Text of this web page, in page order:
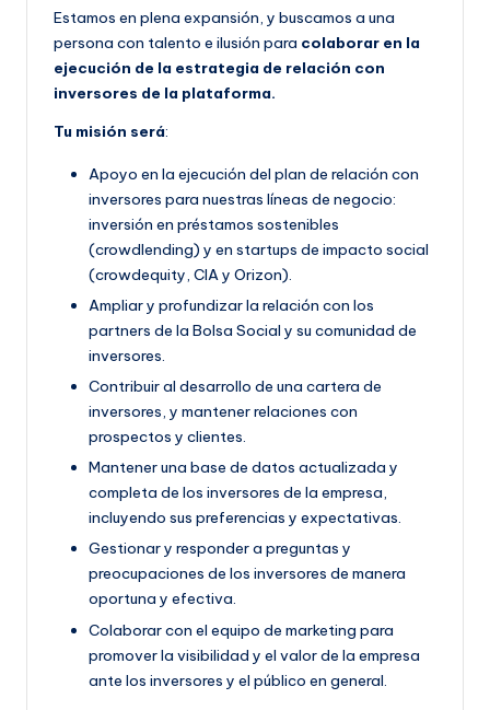
Estamos en plena expansión, y buscamos a una
persona con talento e ilusión para colaborar en la
ejecución de la estrategia de relación con
inversores de la plataforma.
Tu misión será:
Apoyo en la ejecución del plan de relación con
inversores para nuestras líneas de negocio:
inversión en préstamos sostenibles
(crowdlending) y en startups de impacto social
(crowdequity, CIA y Orizon).
Ampliar y profundizar la relación con los
partners de la Bolsa Social y su comunidad de
inversores.
Contribuir al desarrollo de una cartera de
inversores, y mantener relaciones con
prospectos y clientes.
Mantener una base de datos actualizada y
completa de los inversores de la empresa,
incluyendo sus preferencias y expectativas.
Gestionar y responder a preguntas y
preocupaciones de los inversores de manera
oportuna y efectiva.
Colaborar con el equipo de marketing para
promover la visibilidad y el valor de la empresa
ante los inversores y el público en general.